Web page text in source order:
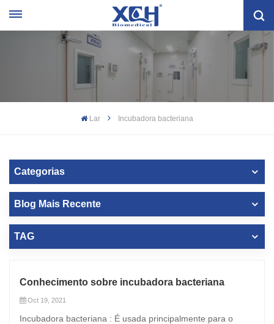
Lar Incubadora bacteriana
Categorias
Blog Mais Recente
TAG
Conhecimento sobre incubadora bacteriana
Oct 19, 2021
Incubadora bacteriana : É usada principalmente para o